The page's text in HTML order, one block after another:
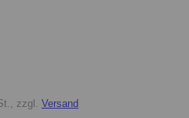
zzgl. Versand